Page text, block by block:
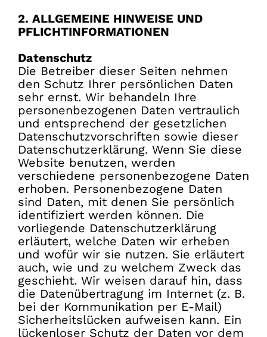
2. ALLGEMEINE HINWEISE UND
PFLICHTINFORMATIONEN
Datenschutz
Die Betreiber dieser Seiten nehmen
den Schutz Ihrer persönlichen Daten
sehr ernst. Wir behandeln Ihre
personenbezogenen Daten vertraulich
und entsprechend der gesetzlichen
Datenschutzvorschriften sowie dieser
Datenschutzerklärung. Wenn Sie diese
Website benutzen, werden
verschiedene personenbezogene Daten
erhoben. Personenbezogene Daten
sind Daten, mit denen Sie persönlich
identifiziert werden können. Die
vorliegende Datenschutzerklärung
erläutert, welche Daten wir erheben
und wofür wir sie nutzen. Sie erläutert
auch, wie und zu welchem Zweck das
geschieht. Wir weisen darauf hin, dass
die Datenübertragung im Internet (z. B.
bei der Kommunikation per E-Mail)
Sicherheitslücken aufweisen kann. Ein
lückenloser Schutz der Daten vor dem